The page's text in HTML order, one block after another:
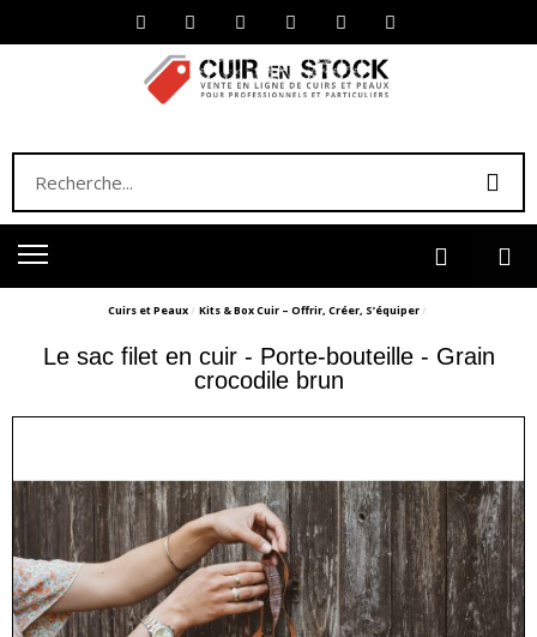
Cuirs et Peaux Kits & Box Cuir – Offrir, Créer, S’équiper
Le sac filet en cuir - Porte-bouteille - Grain
crocodile brun